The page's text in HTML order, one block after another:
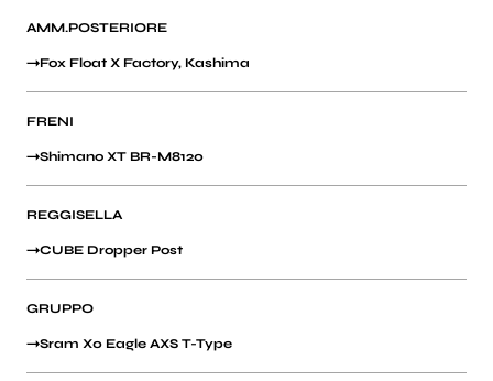
AMM.POSTERIORE
Fox Float X Factory, Kashima
FRENI
Shimano XT BR-M8120
REGGISELLA
CUBE Dropper Post
GRUPPO
Sram X0 Eagle AXS T-Type